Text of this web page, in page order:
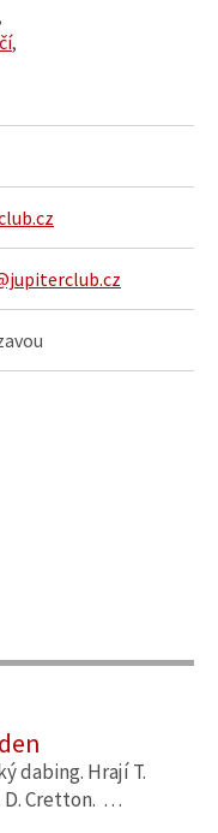
,
dabing. Hrají T.
D. Cretton. …